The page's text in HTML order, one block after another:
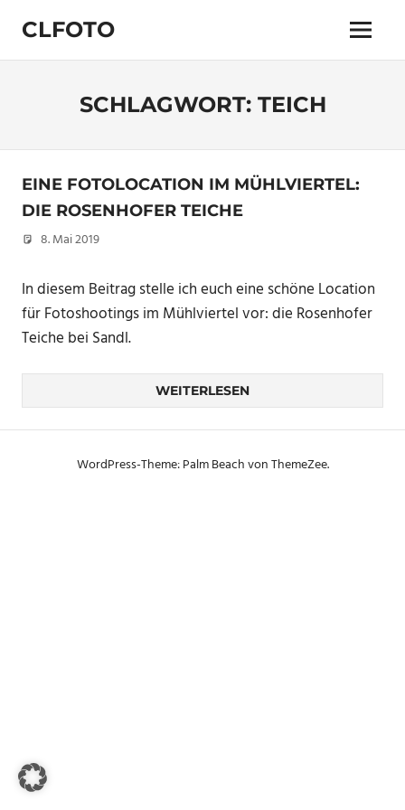
Inhalt
springen
CLFOTO
Fotograf
/
Linz
Menü
SCHLAGWORT: TEICH
EINE FOTOLOCATION IM MÜHLVIERTEL:
DIE ROSENHOFER TEICHE
8. Mai 2019
In diesem Beitrag stelle ich euch eine schöne Location
für Fotoshootings im Mühlviertel vor: die Rosenhofer
Teiche bei Sandl.
WEITERLESEN
WordPress-Theme: Palm Beach von ThemeZee.